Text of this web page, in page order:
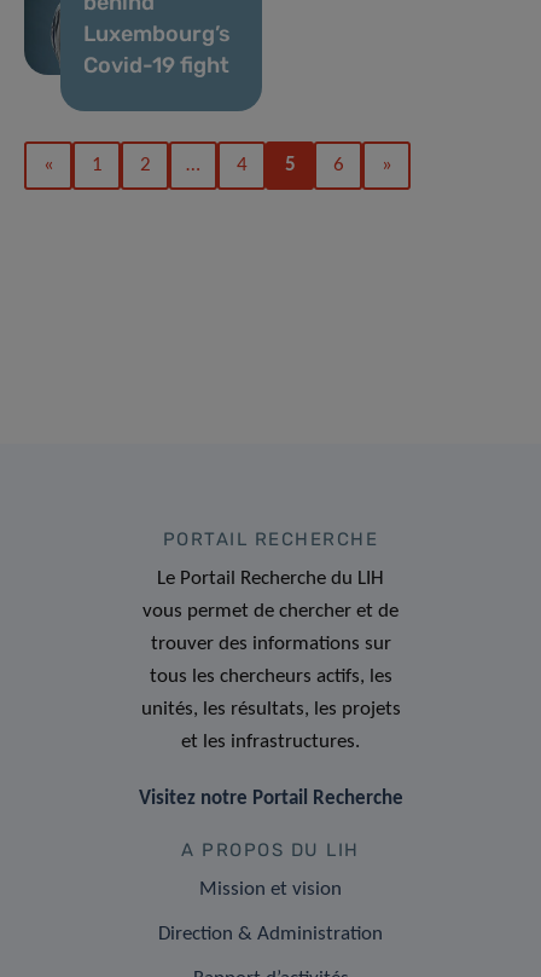
Luxembourg’s
Covid-19 fight
« 1 2 … 4 5 6 »
PORTAIL RECHERCHE
Le Portail Recherche du LIH
vous permet de chercher et de
trouver des informations sur
tous les chercheurs actifs, les
unités, les résultats, les projets
et les infrastructures.
Visitez notre Portail Recherche
A PROPOS DU LIH
Mission et vision
Direction & Administration